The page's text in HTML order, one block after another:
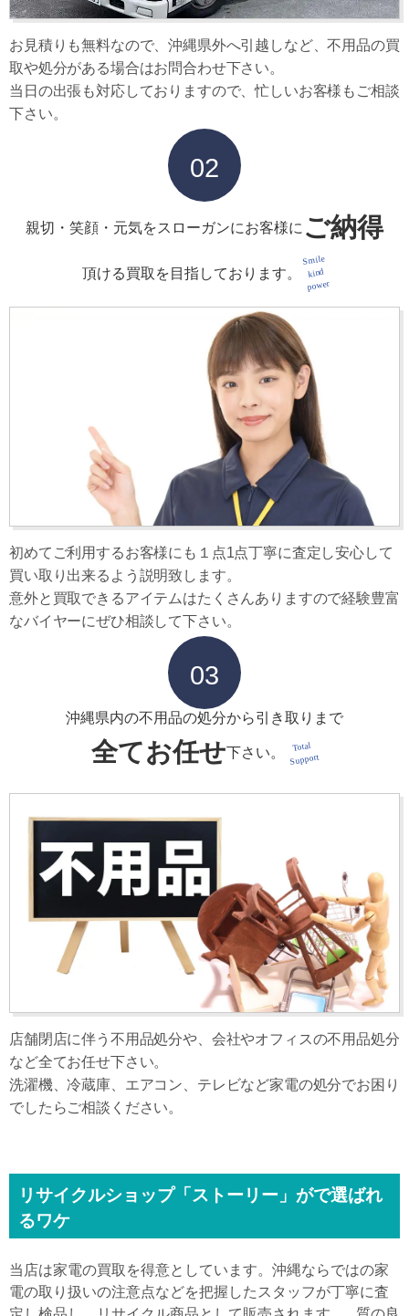
お見積りも無料なので、沖縄県外へ引越しなど、不用品の買
取や処分がある場合はお問合わせ下さい。
当日の出張も対応しておりますので、忙しいお客様もご相談
下さい。
02
親切・笑顔・元気をスローガンにお客様に ご納得
頂ける買取を目指しております。
Smile
kind
power
初めてご利用するお客様にも１点1点丁寧に査定し安心して
買い取り出来るよう説明致します。
意外と買取できるアイテムはたくさんありますので経験豊富
なバイヤーにぜひ相談して下さい。
03
沖縄県内の不用品の処分から引き取りまで
全てお任せ下さい。 Total
Support
店舗閉店に伴う不用品処分や、会社やオフィスの不用品処分
など全てお任せ下さい。
洗濯機、冷蔵庫、エアコン、テレビなど家電の処分でお困り
でしたらご相談ください。
リサイクルショップ「ストーリー」がで選ばれ
るワケ
当店は家電の買取を得意としています。沖縄ならではの家
電の取り扱いの注意点などを把握したスタッフが丁寧に査